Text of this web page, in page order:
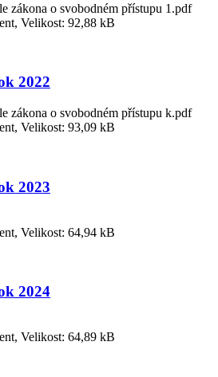
zákona o svobodném přístupu 1.pdf
Velikost: 92,88 kB
2022
zákona o svobodném přístupu k.pdf
Velikost: 93,09 kB
2023
Velikost: 64,94 kB
2024
Velikost: 64,89 kB